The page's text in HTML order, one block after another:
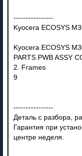
----------------
Kyocera ECOSYS
Kyocera ECOSYS
PARTS PWB ASSY
2. Frames
9
----------------
Деталь с разбора,
Гарантия при
центре неделя.